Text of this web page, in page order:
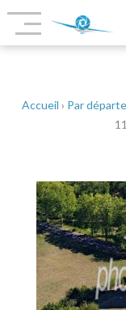
Accueil › Par